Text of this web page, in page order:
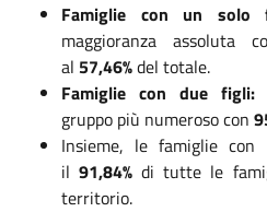
Famiglie con un solo
maggioranza assoluta
al 57,46%del totale.
Famiglie con due figli:
gruppo più numeroso con
Insieme, le famiglie
il91,84% di tutte le
territorio.